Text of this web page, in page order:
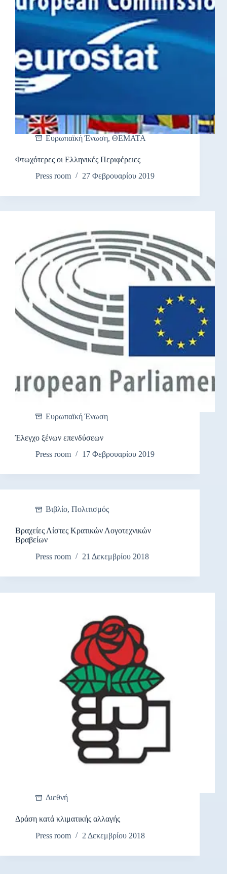
Ευρωπαϊκή Ένωση, ΘΕΜΑΤΑ
Φτωχότερες οι Ελληνικές Περιφέρειες
Press room
27 Φεβρουαρίου 2019
Ευρωπαϊκή Ένωση
Έλεγχο ξένων επενδύσεων
Press room
17 Φεβρουαρίου 2019
Βιβλίο, Πολιτισμός
Βραχείες Λίστες Κρατικών Λογοτεχνικών
Βραβείων
Press room
21 Δεκεμβρίου 2018
Διεθνή
Δράση κατά κλιματικής αλλαγής
Press room
2 Δεκεμβρίου 2018